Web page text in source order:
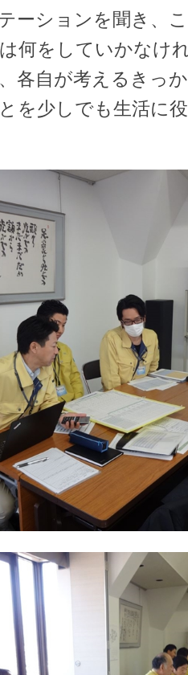
ーションを聞き、
何をしていかなけ
各自が考えるきっ
を少しでも生活に